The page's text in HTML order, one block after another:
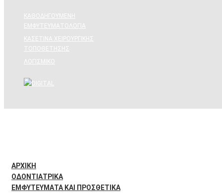
ΚΑΘΟΔΗΓΟΥΜΕΝΗ
ΕΜΦΥΤΕΥΜΑΤΟΛΟΓΙΑ
ΚΑΣΕΤΙΝΑ ΧΕΙΡΟΥΡΓΙΚΗΣ
ΤΟΠΟΘΕΤΗΣΗΣ
ΛΟΓΙΣΜΙΚΟ
ΑΡΧΙΚΉ
ΟΔΟΝΤΙΑΤΡΙΚΑ
ΕΜΦΥΤΕΥΜΑΤΑ ΚΑΙ ΠΡΟΣΘΕΤΙΚΑ